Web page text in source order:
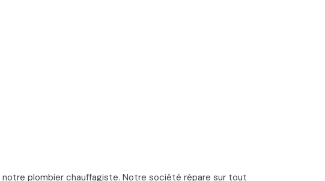
notre plombier chauffagiste. Notre société répare sur tout